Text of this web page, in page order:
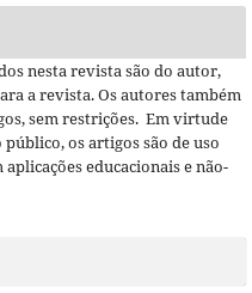
nesta revista são do autor,
a revista. Os autores também
sem restrições. Em virtude
os artigos são de uso
educacionais e não-